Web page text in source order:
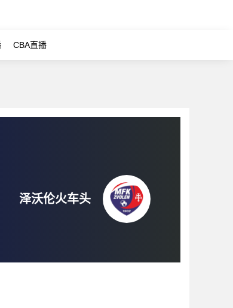
CBA直播
泽沃伦火车头